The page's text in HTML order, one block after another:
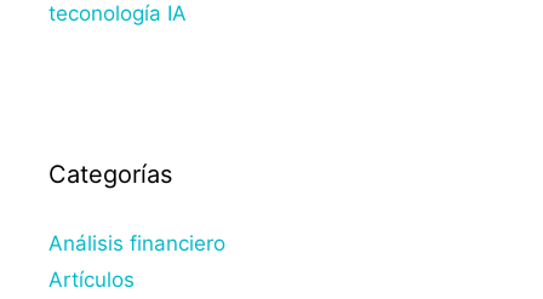
teconología IA
Categorías
Análisis financiero
Artículos